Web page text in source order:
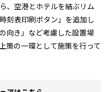
、空港とホテルを結ぶリム
刻表印刷ボタン」を追加し
向き」など考慮した設置場
策の一環として施策を行って